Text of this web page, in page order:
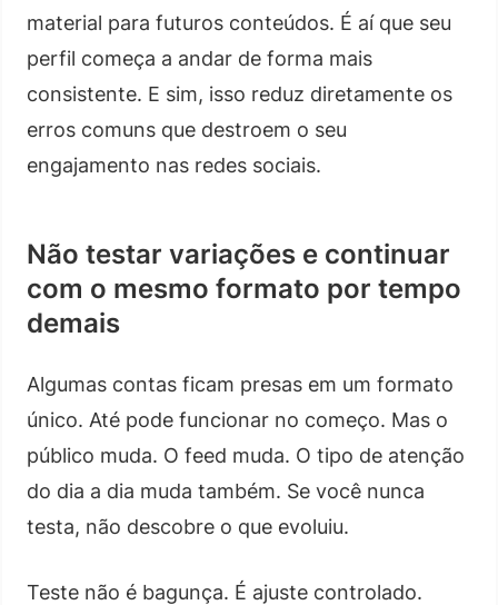
material para futuros conteúdos. É aí que seu
perfil começa a andar de forma mais
consistente. E sim, isso reduz diretamente os
erros comuns que destroem o seu
engajamento nas redes sociais.
Não testar variações e continuar
com o mesmo formato por tempo
demais
Algumas contas ficam presas em um formato
único. Até pode funcionar no começo. Mas o
público muda. O feed muda. O tipo de atenção
do dia a dia muda também. Se você nunca
testa, não descobre o que evoluiu.
Teste não é bagunça. É ajuste controlado.